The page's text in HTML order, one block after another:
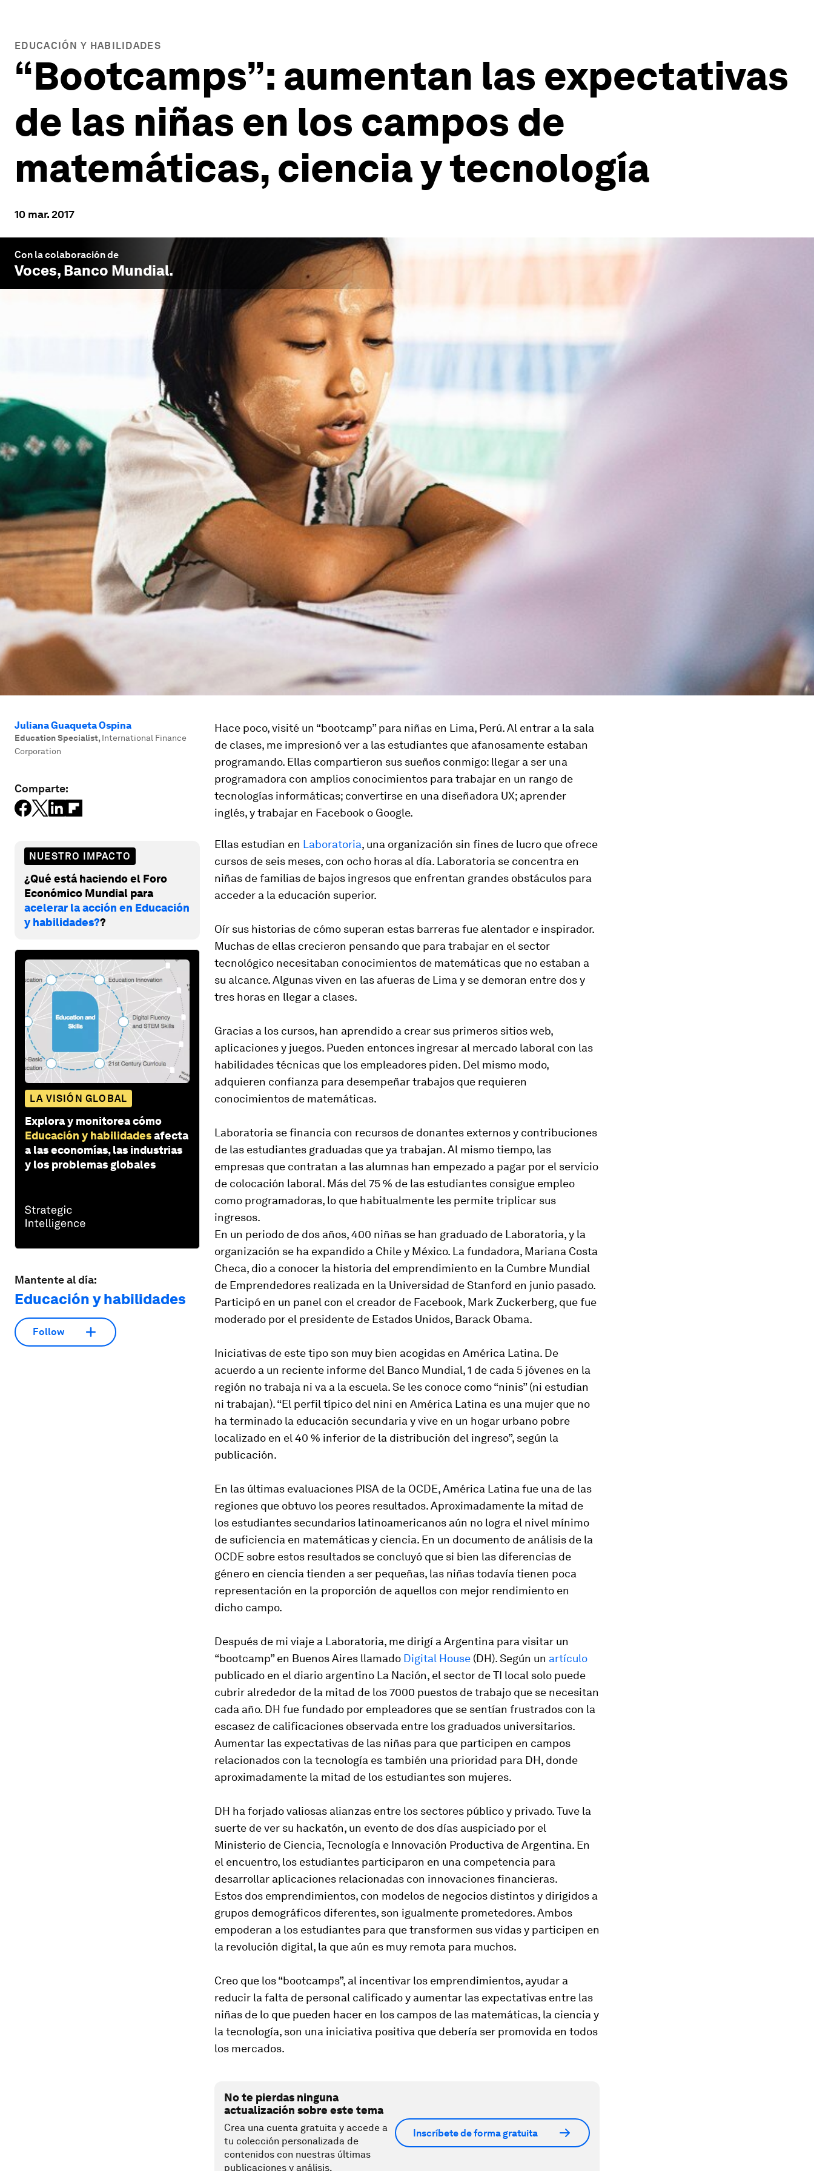
EDUCACIÓN Y HABILIDADES
“Bootcamps”: aumentan las expectativas
de las niñas en los campos de
matemáticas, ciencia y tecnología
10 mar. 2017
Con la colaboración de
Voces, Banco Mundial.
Juliana Guaqueta Ospina
Education Specialist, International Finance
Corporation
Comparte:
NUESTRO IMPACTO
¿Qué está haciendo el Foro
Económico Mundial para
acelerar la acción en Educación
y habilidades??
LA VISIÓN GLOBAL
Explora y monitorea cómo
Educación y habilidadesafecta
a las economías, las industrias
y los problemas globales
Mantente al día:
Educación y habilidades
Follow
Hace poco, visité un “bootcamp” para niñas en Lima, Perú. Al entrar a la sala
de clases, me impresionó ver a las estudiantes que afanosamente estaban
programando. Ellas compartieron sus sueños conmigo: llegar a ser una
programadora con amplios conocimientos para trabajar en un rango de
tecnologías informáticas; convertirse en una diseñadora UX; aprender
inglés, y trabajar en Facebook o Google.
Ellas estudian en Laboratoria, una organización sin fines de lucro que ofrece
cursos de seis meses, con ocho horas al día. Laboratoria se concentra en
niñas de familias de bajos ingresos que enfrentan grandes obstáculos para
acceder a la educación superior.
Oír sus historias de cómo superan estas barreras fue alentador e inspirador.
Muchas de ellas crecieron pensando que para trabajar en el sector
tecnológico necesitaban conocimientos de matemáticas que no estaban a
su alcance. Algunas viven en las afueras de Lima y se demoran entre dos y
tres horas en llegar a clases.
Gracias a los cursos, han aprendido a crear sus primeros sitios web,
aplicaciones y juegos. Pueden entonces ingresar al mercado laboral con las
habilidades técnicas que los empleadores piden. Del mismo modo,
adquieren confianza para desempeñar trabajos que requieren
conocimientos de matemáticas.
Laboratoria se financia con recursos de donantes externos y contribuciones
de las estudiantes graduadas que ya trabajan. Al mismo tiempo, las
empresas que contratan a las alumnas han empezado a pagar por el servicio
de colocación laboral. Más del 75 % de las estudiantes consigue empleo
como programadoras, lo que habitualmente les permite triplicar sus
ingresos.
En un periodo de dos años, 400 niñas se han graduado de Laboratoria, y la
organización se ha expandido a Chile y México. La fundadora, Mariana Costa
Checa, dio a conocer la historia del emprendimiento en la Cumbre Mundial
de Emprendedores realizada en la Universidad de Stanford en junio pasado.
Participó en un panel con el creador de Facebook, Mark Zuckerberg, que fue
moderado por el presidente de Estados Unidos, Barack Obama.
Iniciativas de este tipo son muy bien acogidas en América Latina. De
acuerdo a un reciente informe del Banco Mundial, 1 de cada 5 jóvenes en la
región no trabaja ni va a la escuela. Se les conoce como “ninis” (ni estudian
ni trabajan). “El perfil típico del nini en América Latina es una mujer que no
ha terminado la educación secundaria y vive en un hogar urbano pobre
localizado en el 40 % inferior de la distribución del ingreso”, según la
publicación.
En las últimas evaluaciones PISA de la OCDE, América Latina fue una de las
regiones que obtuvo los peores resultados. Aproximadamente la mitad de
los estudiantes secundarios latinoamericanos aún no logra el nivel mínimo
de suficiencia en matemáticas y ciencia. En un documento de análisis de la
OCDE sobre estos resultados se concluyó que si bien las diferencias de
género en ciencia tienden a ser pequeñas, las niñas todavía tienen poca
representación en la proporción de aquellos con mejor rendimiento en
dicho campo.
Después de mi viaje a Laboratoria, me dirigí a Argentina para visitar un
“bootcamp” en Buenos Aires llamado Digital House (DH). Según un artículo
publicado en el diario argentino La Nación, el sector de TI local solo puede
cubrir alrededor de la mitad de los 7000 puestos de trabajo que se necesitan
cada año. DH fue fundado por empleadores que se sentían frustrados con la
escasez de calificaciones observada entre los graduados universitarios.
Aumentar las expectativas de las niñas para que participen en campos
relacionados con la tecnología es también una prioridad para DH, donde
aproximadamente la mitad de los estudiantes son mujeres.
DH ha forjado valiosas alianzas entre los sectores público y privado. Tuve la
suerte de ver su hackatón, un evento de dos días auspiciado por el
Ministerio de Ciencia, Tecnología e Innovación Productiva de Argentina. En
el encuentro, los estudiantes participaron en una competencia para
desarrollar aplicaciones relacionadas con innovaciones financieras.
Estos dos emprendimientos, con modelos de negocios distintos y dirigidos a
grupos demográficos diferentes, son igualmente prometedores. Ambos
empoderan a los estudiantes para que transformen sus vidas y participen en
la revolución digital, la que aún es muy remota para muchos.
Creo que los “bootcamps”, al incentivar los emprendimientos, ayudar a
reducir la falta de personal calificado y aumentar las expectativas entre las
niñas de lo que pueden hacer en los campos de las matemáticas, la ciencia y
la tecnología, son una iniciativa positiva que debería ser promovida en todos
los mercados.
No te pierdas ninguna
actualización sobre este tema
Crea una cuenta gratuita y accede a
tu colección personalizada de
contenidos con nuestras últimas
publicaciones y análisis.
Inscríbete de forma gratuita